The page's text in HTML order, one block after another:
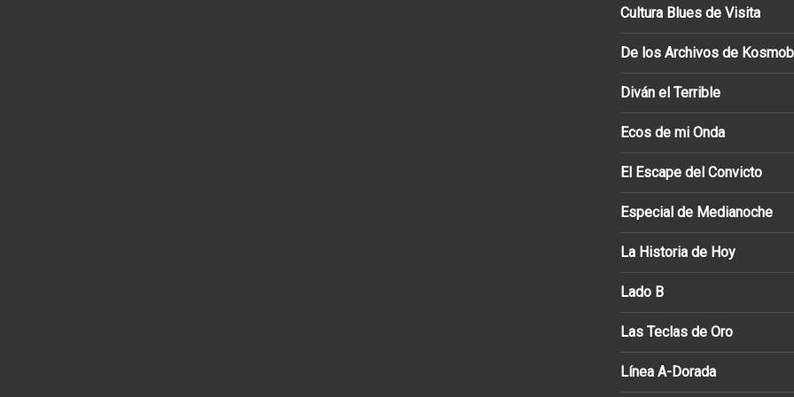
Cultura Blues de Visita
De los Archivos de
Diván el Terrible
Ecos de mi Onda
El Escape del Convicto
Especial de Medianoche
La Historia de Hoy
Lado B
Las Teclas de Oro
Línea A-Dorada